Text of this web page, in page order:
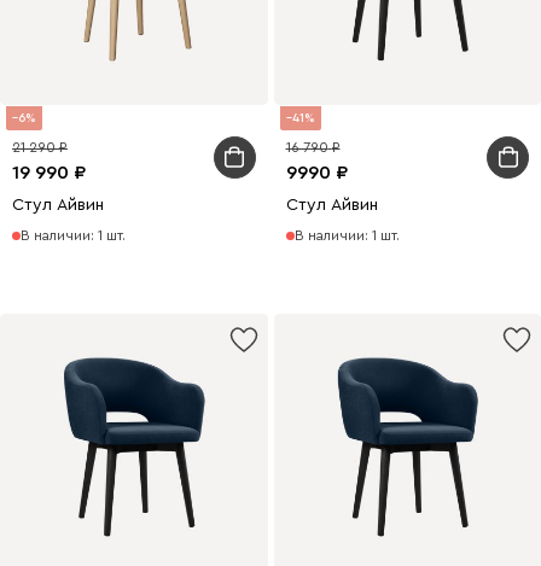
6
19 990
21 290
Стул Айвин
В наличии: 1 шт.
41
9990
16 790
Стул Айвин
В наличии: 1 шт.